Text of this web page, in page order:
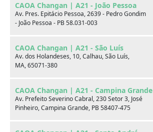
CAOA Changan | A21 - João Pessoa
Av. Pres. Epitácio Pessoa, 2639 - Pedro Gondim
- João Pessoa - PB 58.031-003
CAOA Changan | A21 - São Luís
Av. dos Holandeses, 10, Calhau, São Luís,
MA, 65071-380
CAOA Changan | A21 - Campina Grande
Av. Prefeito Severino Cabral, 230 Setor 3, José
Pinheiro, Campina Grande, PB 58407-475
xxxxxx/xxxxxx
xxxxxx/xxxxxx
xxx
Consulte por marca